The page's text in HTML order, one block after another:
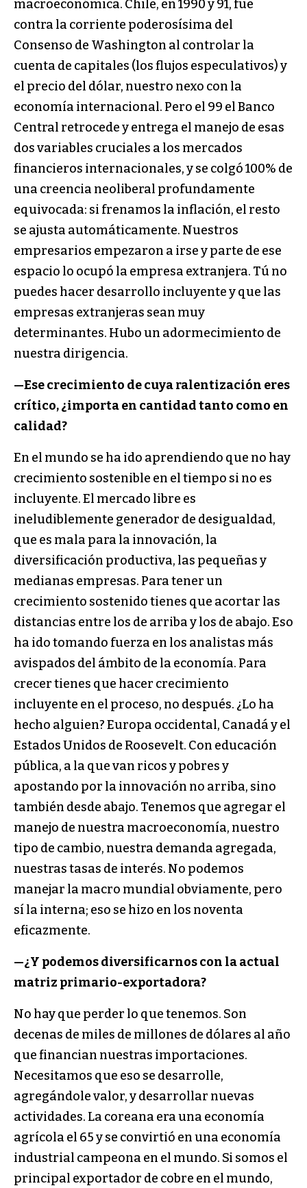
macroeconómica. Chile, en 1990 y 91, fue
contra la corriente poderosísima del
Consenso de Washington al controlar la
cuenta de capitales (los flujos especulativos) y
el precio del dólar, nuestro nexo con la
economía internacional. Pero el 99 el Banco
Central retrocede y entrega el manejo de esas
dos variables cruciales a los mercados
financieros internacionales, y se colgó 100% de
una creencia neoliberal profundamente
equivocada: si frenamos la inflación, el resto
se ajusta automáticamente. Nuestros
empresarios empezaron a irse y parte de ese
espacio lo ocupó la empresa extranjera. Tú no
puedes hacer desarrollo incluyente y que las
empresas extranjeras sean muy
determinantes. Hubo un adormecimiento de
nuestra dirigencia.
—Ese crecimiento de cuya ralentización eres
crítico, ¿importa en cantidad tanto como en
calidad?
En el mundo se ha ido aprendiendo que no hay
crecimiento sostenible en el tiempo si no es
incluyente. El mercado libre es
ineludiblemente generador de desigualdad,
que es mala para la innovación, la
diversificación productiva, las pequeñas y
medianas empresas. Para tener un
crecimiento sostenido tienes que acortar las
distancias entre los de arriba y los de abajo. Eso
ha ido tomando fuerza en los analistas más
avispados del ámbito de la economía. Para
crecer tienes que hacer crecimiento
incluyente en el proceso, no después. ¿Lo ha
hecho alguien? Europa occidental, Canadá y el
Estados Unidos de Roosevelt. Con educación
pública, a la que van ricos y pobres y
apostando por la innovación no arriba, sino
también desde abajo. Tenemos que agregar el
manejo de nuestra macroeconomía, nuestro
tipo de cambio, nuestra demanda agregada,
nuestras tasas de interés. No podemos
manejar la macro mundial obviamente, pero
sí la interna; eso se hizo en los noventa
eficazmente.
—¿Y podemos diversificarnos con la actual
matriz primario-exportadora?
No hay que perder lo que tenemos. Son
decenas de miles de millones de dólares al año
que financian nuestras importaciones.
Necesitamos que eso se desarrolle,
agregándole valor, y desarrollar nuevas
actividades. La coreana era una economía
agrícola el 65 y se convirtió en una economía
industrial campeona en el mundo. Si somos el
principal exportador de cobre en el mundo,